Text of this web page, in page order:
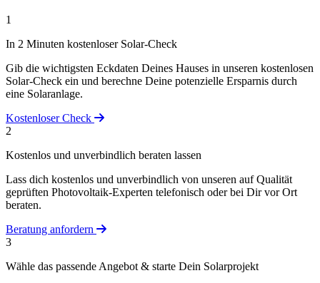
1
In 2 Minuten kostenloser Solar-Check
Gib die wichtigsten Eckdaten Deines Hauses in unseren kostenlosen
Solar-Check ein und berechne Deine potenzielle Ersparnis durch
eine Solaranlage.
Kostenloser Check
2
Kostenlos und unverbindlich beraten lassen
Lass dich kostenlos und unverbindlich von unseren auf Qualität
geprüften Photovoltaik-Experten telefonisch oder bei Dir vor Ort
beraten.
Beratung anfordern
3
Wähle das passende Angebot & starte Dein Solarprojekt